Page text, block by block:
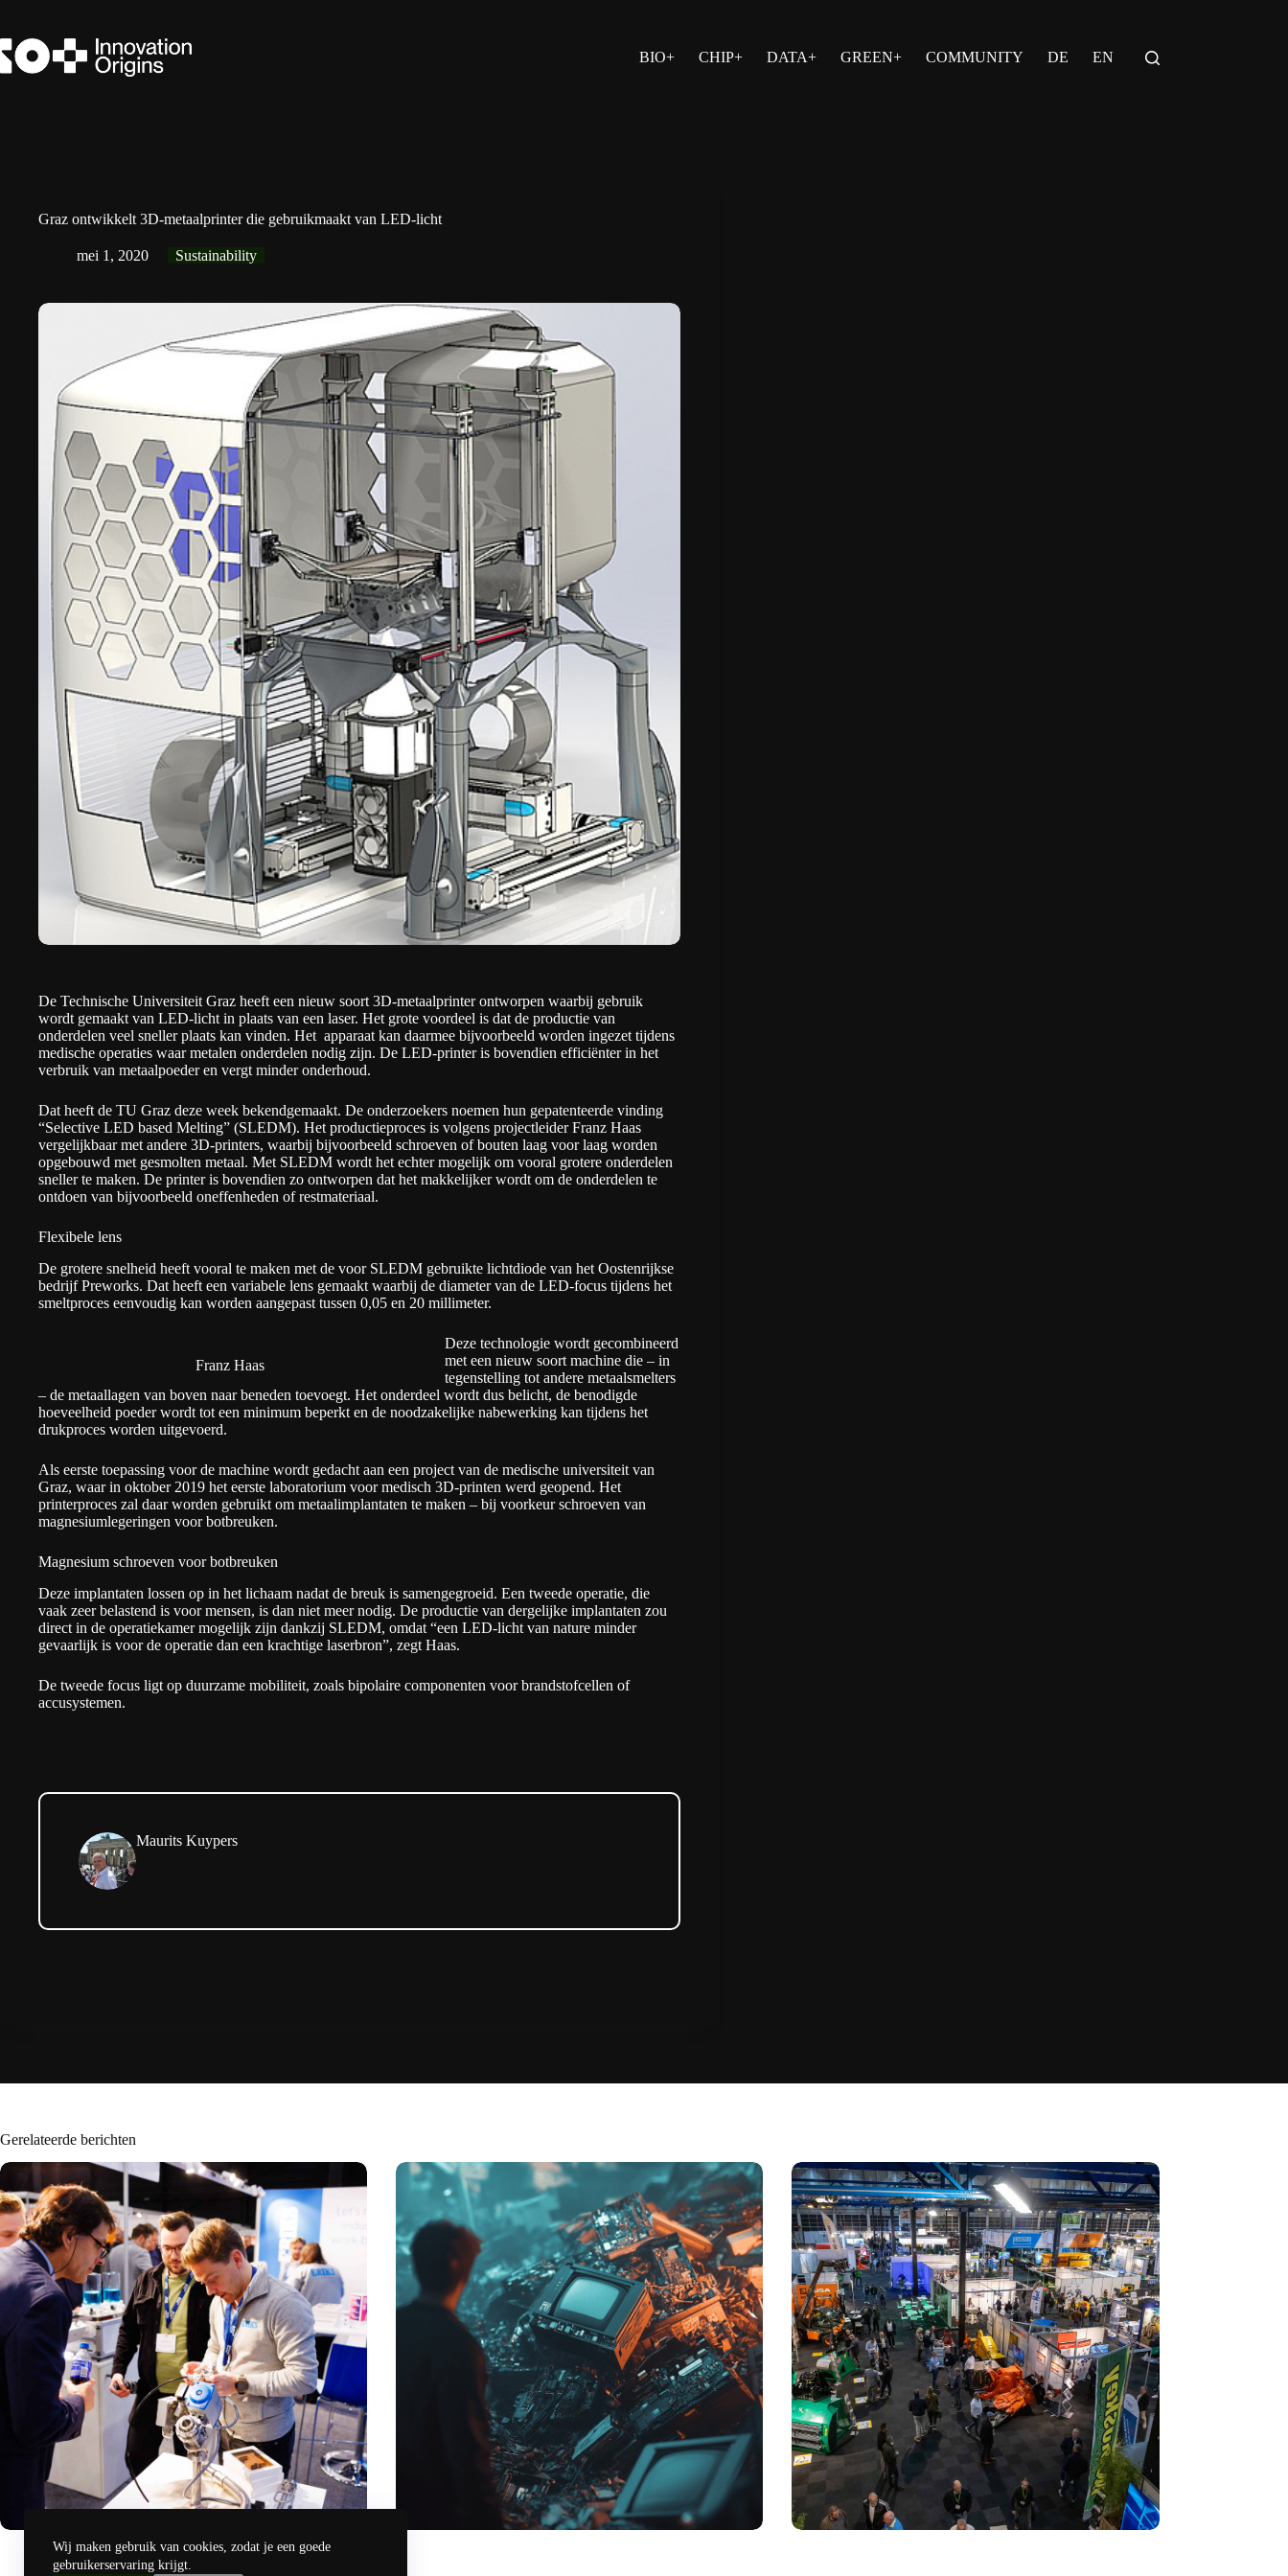
de
inhoud
Wij maken gebruik van cookies, zodat je een goede
gebruikerservaring krijgt.
BIO+ CHIP+ DATA+ GREEN+ COMMUNITY DE EN
Graz ontwikkelt 3D-metaalprinter die gebruikmaakt van LED-licht
mei 1, 2020 Sustainability
De Technische Universiteit Graz heeft een nieuw soort 3D-metaalprinter ontworpen waarbij gebruik
wordt gemaakt van LED-licht in plaats van een laser. Het grote voordeel is dat de productie van
onderdelen veel sneller plaats kan vinden. Het apparaat kan daarmee bijvoorbeeld worden ingezet tijdens
medische operaties waar metalen onderdelen nodig zijn. De LED-printer is bovendien efficiënter in het
verbruik van metaalpoeder en vergt minder onderhoud.
Dat heeft de TU Graz deze week bekendgemaakt. De onderzoekers noemen hun gepatenteerde vinding
“Selective LED based Melting” (SLEDM). Het productieproces is volgens projectleider Franz Haas
vergelijkbaar met andere 3D-printers, waarbij bijvoorbeeld schroeven of bouten laag voor laag worden
opgebouwd met gesmolten metaal. Met SLEDM wordt het echter mogelijk om vooral grotere onderdelen
sneller te maken. De printer is bovendien zo ontworpen dat het makkelijker wordt om de onderdelen te
ontdoen van bijvoorbeeld oneffenheden of restmateriaal.
Flexibele lens
De grotere snelheid heeft vooral te maken met de voor SLEDM gebruikte lichtdiode van het Oostenrijkse
bedrijf Preworks. Dat heeft een variabele lens gemaakt waarbij de diameter van de LED-focus tijdens het
smeltproces eenvoudig kan worden aangepast tussen 0,05 en 20 millimeter.
Franz Haas
Deze technologie wordt gecombineerd
met een nieuw soort machine die – in
tegenstelling tot andere metaalsmelters
– de metaallagen van boven naar beneden toevoegt. Het onderdeel wordt dus belicht, de benodigde
hoeveelheid poeder wordt tot een minimum beperkt en de noodzakelijke nabewerking kan tijdens het
drukproces worden uitgevoerd.
Als eerste toepassing voor de machine wordt gedacht aan een project van de medische universiteit van
Graz, waar in oktober 2019 het eerste laboratorium voor medisch 3D-printen werd geopend. Het
printerproces zal daar worden gebruikt om metaalimplantaten te maken – bij voorkeur schroeven van
magnesiumlegeringen voor botbreuken.
Magnesium schroeven voor botbreuken
Deze implantaten lossen op in het lichaam nadat de breuk is samengegroeid. Een tweede operatie, die
vaak zeer belastend is voor mensen, is dan niet meer nodig. De productie van dergelijke implantaten zou
direct in de operatiekamer mogelijk zijn dankzij SLEDM, omdat “een LED-licht van nature minder
gevaarlijk is voor de operatie dan een krachtige laserbron”, zegt Haas.
De tweede focus ligt op duurzame mobiliteit, zoals bipolaire componenten voor brandstofcellen of
accusystemen.
Maurits Kuypers
Gerelateerde berichten
Precisiebeurs: clubhuis, reünie, netwerklocatie, masterclass
en plek voor verwondering